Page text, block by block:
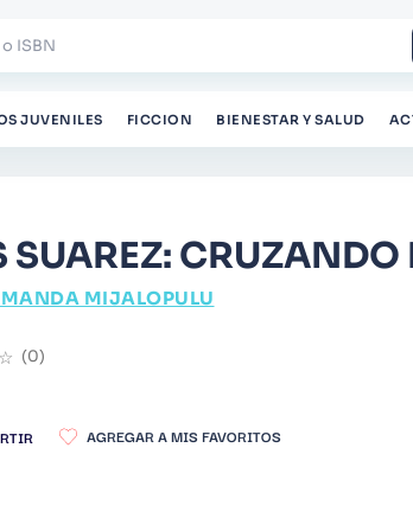
JUVENILES FICCION BIENESTAR Y SALUD
SUAREZ: CRUZANDO
MIJALOPULU
☆ (0)